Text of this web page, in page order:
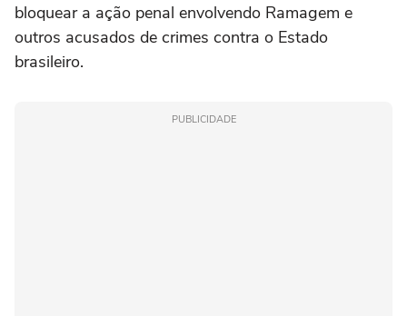
bloquear a ação penal envolvendo Ramagem e
outros acusados de crimes contra o Estado
brasileiro.
PUBLICIDADE